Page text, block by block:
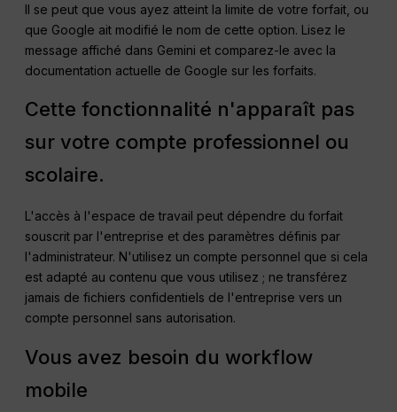
Il se peut que vous ayez atteint la limite de votre forfait, ou
que Google ait modifié le nom de cette option. Lisez le
message affiché dans Gemini et comparez-le avec la
documentation actuelle de Google sur les forfaits.
Cette fonctionnalité n'apparaît pas
sur votre compte professionnel ou
scolaire.
L'accès à l'espace de travail peut dépendre du forfait
souscrit par l'entreprise et des paramètres définis par
l'administrateur. N'utilisez un compte personnel que si cela
est adapté au contenu que vous utilisez ; ne transférez
jamais de fichiers confidentiels de l'entreprise vers un
compte personnel sans autorisation.
Vous avez besoin du workflow
mobile